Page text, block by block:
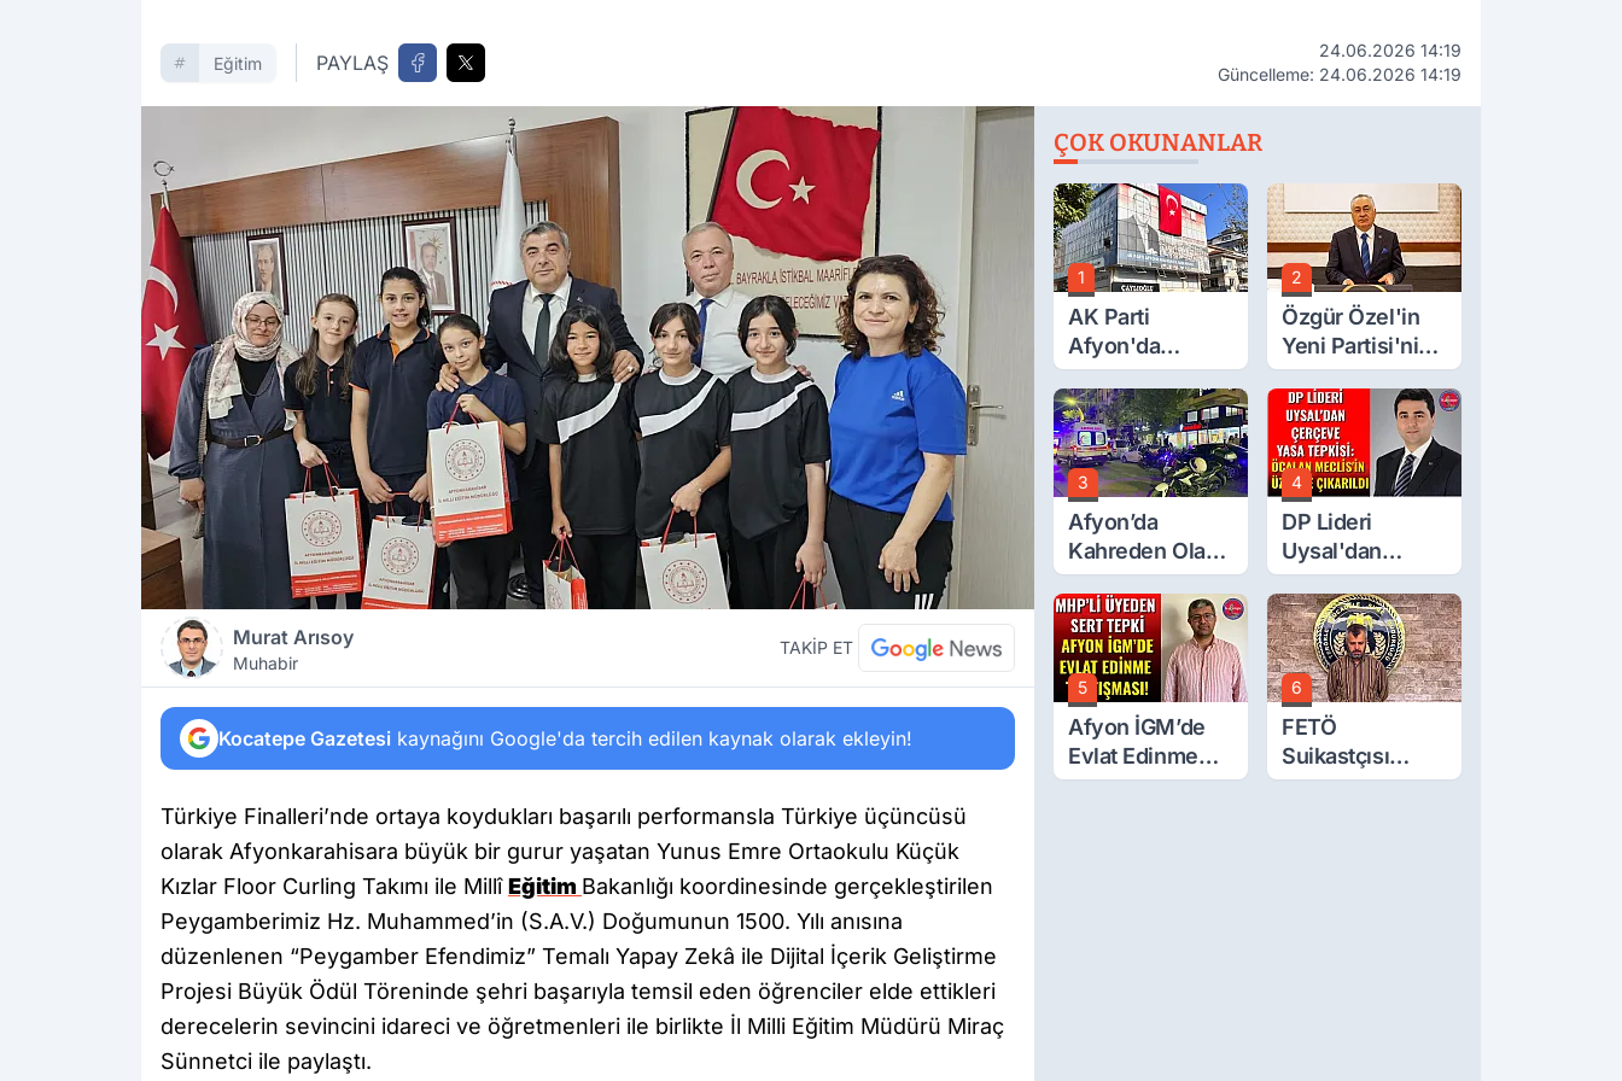
Eğitim PAYLAŞ
24.06.2026 14:19
Güncelleme: 24.06.2026 14:19
Murat Arısoy
Muhabir
TAKİP ET
Kocatepe Gazetesi kaynağını Google'da tercih edilen kaynak olarak ekleyin!
Türkiye Finalleri’nde ortaya koydukları başarılı performansla Türkiye üçüncüsü
olarak Afyonkarahisara büyük bir gurur yaşatan Yunus Emre Ortaokulu Küçük
Kızlar Floor Curling Takımı ile MillîEğitim Bakanlığı koordinesinde gerçekleştirilen
Peygamberimiz Hz. Muhammed’in (S.A.V.) Doğumunun 1500. Yılı anısına
düzenlenen “Peygamber Efendimiz” Temalı Yapay Zekâ ile Dijital İçerik Geliştirme
Projesi Büyük Ödül Töreninde şehri başarıyla temsil eden öğrenciler elde ettikleri
derecelerin sevincini idareci ve öğretmenleri ile birlikte İl Milli Eğitim Müdürü Miraç
Sünnetci ile paylaştı.
ÇOK OKUNANLAR
1
AK Parti
Afyon'da
Turgay Şahin'in
Ardından Bir
Şok Daha!
2
Özgür Özel'in
Yeni Partisi'nin
Afyon Başkanı
Belli Oldu
3
Afyon’da
Kahreden Olay:
6 Yaşındaki
Çocuk 6. Kattan
Düştü
4
DP Lideri
Uysal'dan
Çerçeve Yasa
Tepkisi: Öcalan
Meclis'in
Üzerine Çıkarıldı
5
Afyon İGM’de
Evlat Edinme
Tartışması!
6
FETÖ
Suikastçısı
Burkay